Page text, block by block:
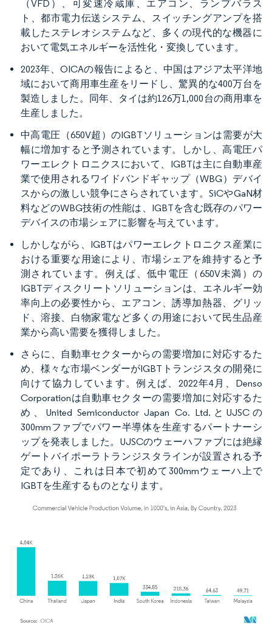
（VFD）、可変速冷蔵庫、エアコン、ランプバラス
ト、都市電力伝送システム、スイッチングアンプを搭
載したステレオシステムなど、多くの現代的な機器に
おいて電気エネルギーを活性化・変換しています。
2023年、OICAの報告によると、中国はアジア太平洋地
域において商用車生産をリードし、驚異的な400万台を
製造しました。同年、タイは約126万1,000台の商用車を
生産しました。
中高電圧（650V超）のIGBTソリューションは需要が大
幅に増加すると予測されています。しかし、高電圧パ
ワーエレクトロニクスにおいて、IGBTは主に自動車産
業で使用されるワイドバンドギャップ（WBG）デバイ
スからの激しい競争にさらされています。SiCやGaN材
料などのWBG技術の性能は、IGBTを含む既存のパワー
デバイスの市場シェアに影響を与えています。
しかしながら、IGBTはパワーエレクトロニクス産業に
おける重要な用途により、市場シェアを維持すると予
測されています。例えば、低中電圧（650V未満）の
IGBTディスクリートソリューションは、エネルギー効
率向上の必要性から、エアコン、誘導加熱器、グリッ
ド、溶接、白物家電など多くの用途において民生品産
業から高い需要を獲得しました。
さらに、自動車セクターからの需要増加に対応するた
め、様々な市場ベンダーがIGBTトランジスタの開発に
向けて協力しています。例えば、2022年4月、Denso
Corporationは自動車セクターの需要増加に対応するた
め、United Semiconductor Japan Co. Ltd.とUJSCの
300mmファブでパワー半導体を生産するパートナーシ
ップを発表しました。UJSCのウェーハファブには絶縁
ゲートバイポーラトランジスタラインが設置される予
定であり、これは日本で初めて300mmウェーハ上で
IGBTを生産するものとなります。